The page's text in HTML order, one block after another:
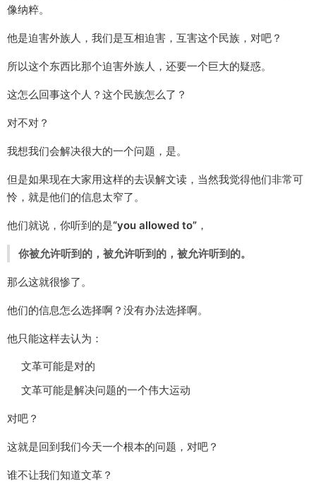
像纳粹。
他是迫害外族人，我们是互相迫害，互害这个民族，对吧？
所以这个东西比那个迫害外族人，还要一个巨大的疑惑。
这怎么回事这个人？这个民族怎么了？
对不对？
我想我们会解决很大的一个问题，是。
但是如果现在大家用这样的去误解文读，当然我觉得他们非常可
怜，就是他们的信息太窄了。
他们就说，你听到的是“you allowed to” ，
你被允许听到的，被允许听到的，被允许听到的。
那么这就很惨了。
他们的信息怎么选择啊？没有办法选择啊。
他只能这样去认为：
文革可能是对的
文革可能是解决问题的一个伟大运动
对吧？
这就是回到我们今天一个根本的问题，对吧？
谁不让我们知道文革？